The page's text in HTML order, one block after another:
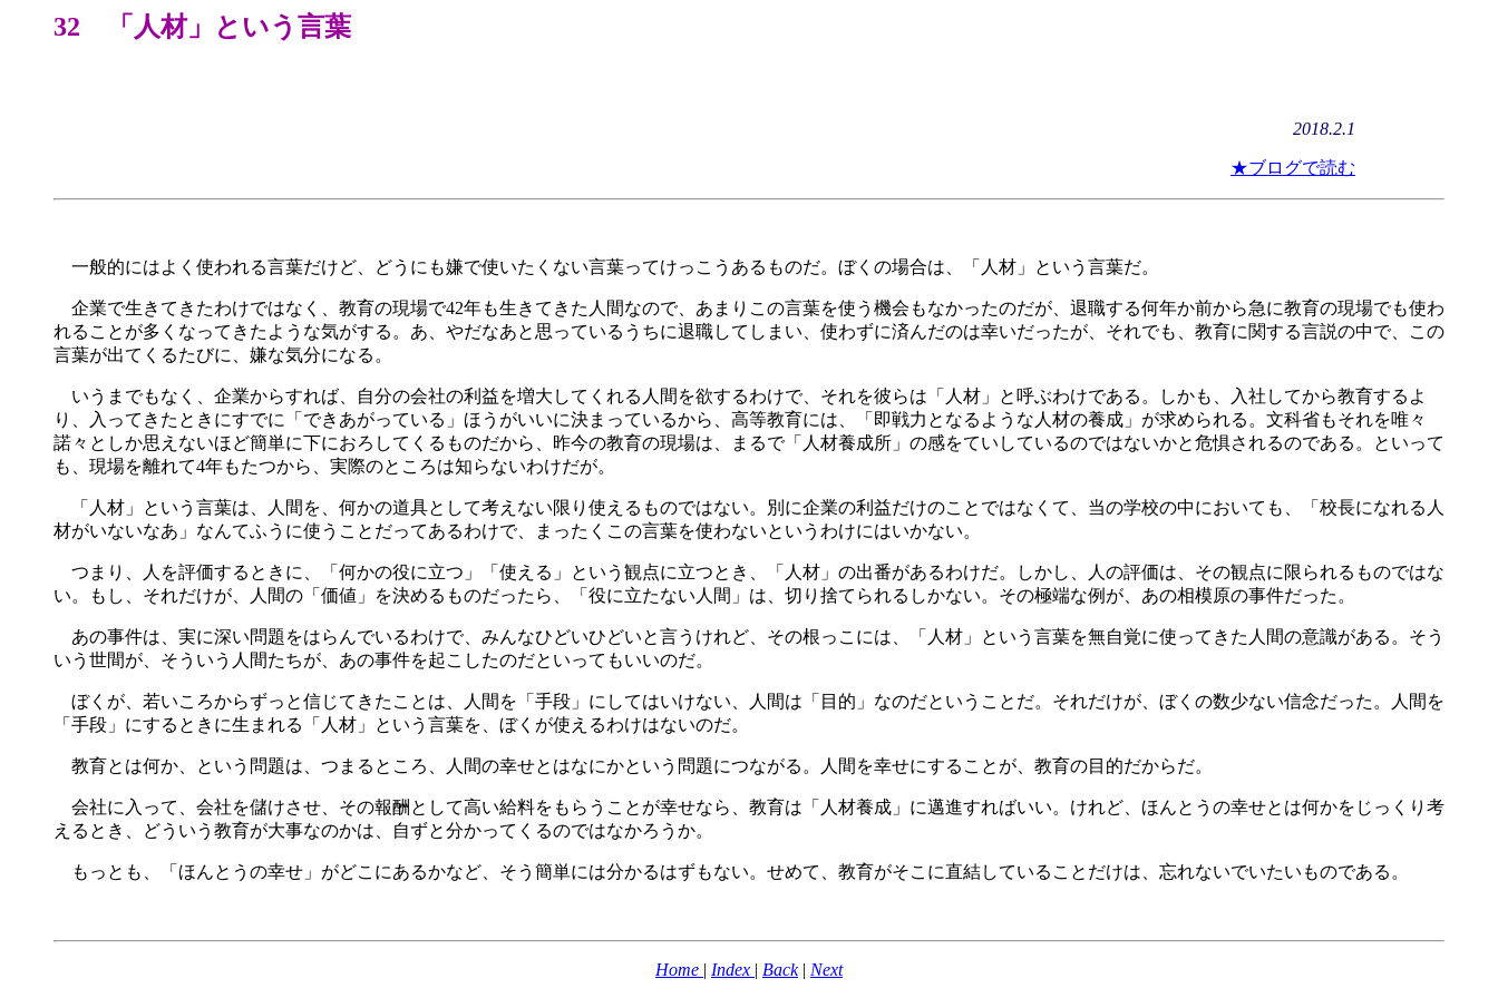
32 「人材」という言葉
2018.2.1
★ブログで読む
一般的にはよく使われる言葉だけど、どうにも嫌で使いたくない言葉ってけっこうあるものだ。ぼくの場合は、「人材」という言葉だ。
企業で生きてきたわけではなく、教育の現場で42年も生きてきた人間なので、あまりこの言葉を使う機会もなかったのだが、退職する何年か前から急に教育の現場でも使わ
れることが多くなってきたような気がする。あ、やだなあと思っているうちに退職してしまい、使わずに済んだのは幸いだったが、それでも、教育に関する言説の中で、この
言葉が出てくるたびに、嫌な気分になる。
いうまでもなく、企業からすれば、自分の会社の利益を増大してくれる人間を欲するわけで、それを彼らは「人材」と呼ぶわけである。しかも、入社してから教育するよ
り、入ってきたときにすでに「できあがっている」ほうがいいに決まっているから、高等教育には、「即戦力となるような人材の養成」が求められる。文科省もそれを唯々
諾々としか思えないほど簡単に下におろしてくるものだから、昨今の教育の現場は、まるで「人材養成所」の感をていしているのではないかと危惧されるのである。といって
も、現場を離れて4年もたつから、実際のところは知らないわけだが。
「人材」という言葉は、人間を、何かの道具として考えない限り使えるものではない。別に企業の利益だけのことではなくて、当の学校の中においても、「校長になれる人
材がいないなあ」なんてふうに使うことだってあるわけで、まったくこの言葉を使わないというわけにはいかない。
つまり、人を評価するときに、「何かの役に立つ」「使える」という観点に立つとき、「人材」の出番があるわけだ。しかし、人の評価は、その観点に限られるものではな
い。もし、それだけが、人間の「価値」を決めるものだったら、「役に立たない人間」は、切り捨てられるしかない。その極端な例が、あの相模原の事件だった。
あの事件は、実に深い問題をはらんでいるわけで、みんなひどいひどいと言うけれど、その根っこには、「人材」という言葉を無自覚に使ってきた人間の意識がある。そう
いう世間が、そういう人間たちが、あの事件を起こしたのだといってもいいのだ。
ぼくが、若いころからずっと信じてきたことは、人間を「手段」にしてはいけない、人間は「目的」なのだということだ。それだけが、ぼくの数少ない信念だった。人間を
「手段」にするときに生まれる「人材」という言葉を、ぼくが使えるわけはないのだ。
教育とは何か、という問題は、つまるところ、人間の幸せとはなにかという問題につながる。人間を幸せにすることが、教育の目的だからだ。
会社に入って、会社を儲けさせ、その報酬として高い給料をもらうことが幸せなら、教育は「人材養成」に邁進すればいい。けれど、ほんとうの幸せとは何かをじっくり考
えるとき、どういう教育が大事なのかは、自ずと分かってくるのではなかろうか。
もっとも、「ほんとうの幸せ」がどこにあるかなど、そう簡単には分かるはずもない。せめて、教育がそこに直結していることだけは、忘れないでいたいものである。
Home | Index | Back | Next